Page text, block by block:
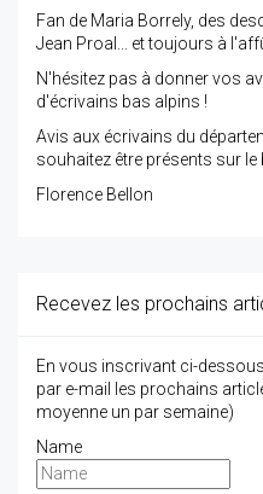
Fan de Maria Borrely, des
Jean Proal... et toujours à
N'hésitez pas à donner vos
d'écrivains bas alpins !
Avis aux écrivains du
souhaitez être présents sur le
Florence Bellon
Recevez les prochains
En vous inscrivant ci-
par e-mail les prochains
moyenne un par semaine)
Name